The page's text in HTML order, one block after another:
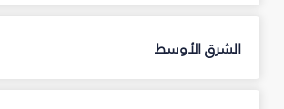
الشرق الأوسط